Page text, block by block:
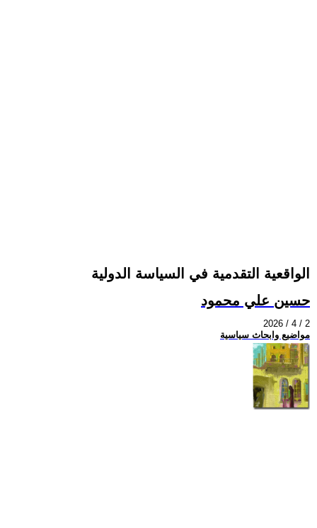
الواقعية التقدمية في السياسة الدولية
حسين علي محمود
2026 / 4 / 2
مواضيع وابحاث سياسية